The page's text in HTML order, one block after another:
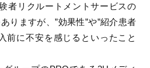
者リクルートメントサービスの
りますが、”効果性”や”紹介患者
前に不安を感じるといったこと